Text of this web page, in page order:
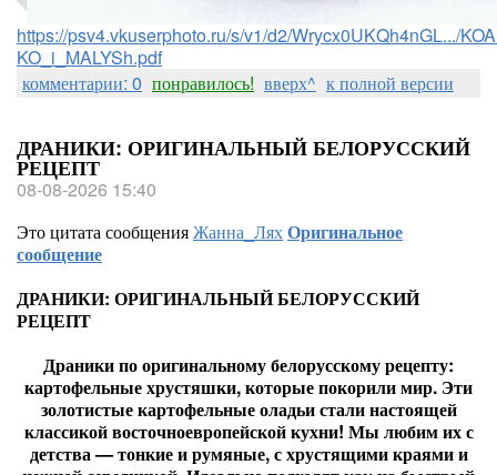
https://psv4.vkuserphoto.ru/s/v1/d2/Wrycx0UKQh4nGL.../
KO_i_MALYSh.pdf
комментарии: 0 понравилось! вверх^ к полной версии
ДРАНИКИ: ОРИГИНАЛЬНЫЙ БЕЛОРУССКИЙ
РЕЦЕПТ
08-08-2026 15:40
Это цитата сообщенияЖанна_ЛяхОригинальное
сообщение
ДРАНИКИ: ОРИГИНАЛЬНЫЙ БЕЛОРУССКИЙ
РЕЦЕПТ
Драники по оригинальному белорусскому рецепту:
картофельные хрустяшки, которые покорили мир. Эти
золотистые картофельные оладьи стали настоящей
классикой восточноевропейской кухни! Мы любим их с
детства — тонкие и румяные, с хрустящими краями и